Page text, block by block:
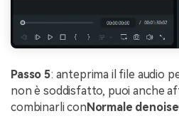
Passo 5: anteprima il file audio
non è soddisfatto, puoi anche
combinarli conNormale denoise